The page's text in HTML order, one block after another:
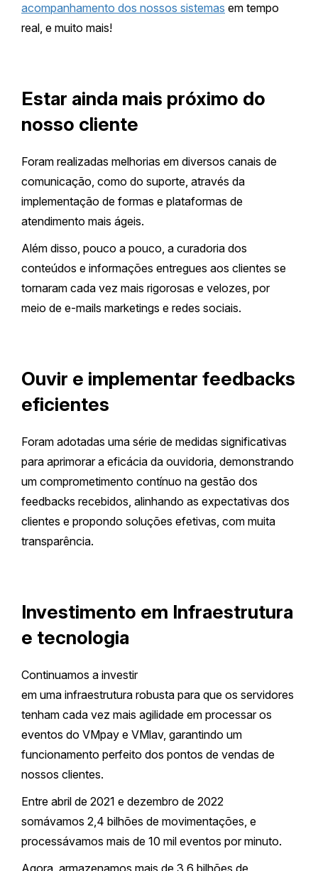
acompanhamento dos nossos sistemas em tempo
real, e muito mais!
Estar ainda mais próximo do
nosso cliente
Foram realizadas melhorias em diversos canais de
comunicação, como do suporte, através da
implementação de formas e plataformas de
atendimento mais ágeis.
Além disso, pouco a pouco, a curadoria dos
conteúdos e informações entregues aos clientes se
tornaram cada vez mais rigorosas e velozes, por
meio de e-mails marketings e redes sociais.
Ouvir e implementar feedbacks
eficientes
Foram adotadas uma série de medidas significativas
para aprimorar a eficácia da ouvidoria, demonstrando
um comprometimento contínuo na gestão dos
feedbacks recebidos, alinhando as expectativas dos
clientes e propondo soluções efetivas, com muita
transparência.
Investimento em Infraestrutura
e tecnologia
Continuamos a investir
em uma infraestrutura robusta para que os servidores
tenham cada vez mais agilidade em processar os
eventos do VMpay e VMlav, garantindo um
funcionamento perfeito dos pontos de vendas de
nossos clientes.
Entre abril de 2021 e dezembro de 2022
somávamos 2,4 bilhões de movimentações, e
processávamos mais de 10 mil eventos por minuto.